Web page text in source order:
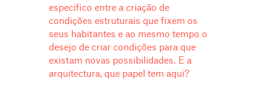
específico entre a criação de
condições estruturais que fixem os
seus habitantes e ao mesmo tempo o
desejo de criar condições para que
existam novas possibilidades. E a
arquitectura, que papel tem aqui?